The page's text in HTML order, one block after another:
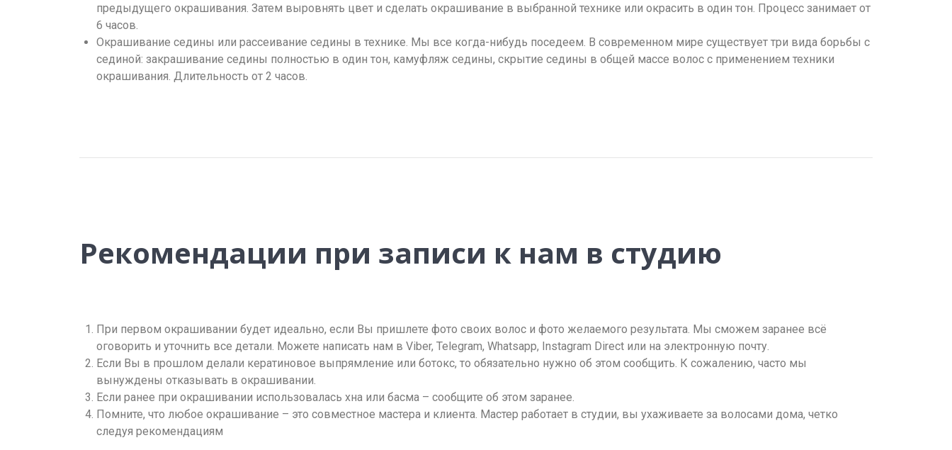
предыдущего окрашивания. Затем выровнять цвет и сделать окрашивание в выбранной технике или окрасить в один тон. Процесс занимает от
6 часов.
Окрашивание седины или рассеивание седины в технике. Мы все когда-нибудь поседеем. В современном мире существует три вида борьбы с
сединой: закрашивание седины полностью в один тон, камуфляж седины, скрытие седины в общей массе волос с применением техники
окрашивания. Длительность от 2 часов.
Рекомендации при записи к нам в студию
При первом окрашивании будет идеально, если Вы пришлете фото своих волос и фото желаемого результата. Мы сможем заранее всё
оговорить и уточнить все детали. Можете написать нам в Viber, Telegram, Whatsapp, Instagram Direct или на электронную почту.
Если Вы в прошлом делали кератиновое выпрямление или ботокс, то обязательно нужно об этом сообщить. К сожалению, часто мы
вынуждены отказывать в окрашивании.
Если ранее при окрашивании использовалась хна или басма – сообщите об этом заранее.
Помните, что любое окрашивание – это совместное мастера и клиента. Мастер работает в студии, вы ухаживаете за волосами дома, четко
следуя рекомендациям